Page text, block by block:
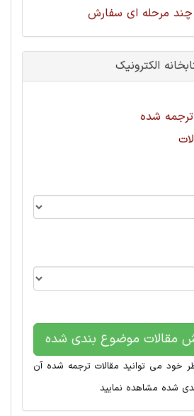
مرحله ای سفارش
الکترونیک
ترجمه شده
مقالات موضوع بندی شده
خود می توانید مقالات ترجمه شده آن
شده مشاهده نمایید